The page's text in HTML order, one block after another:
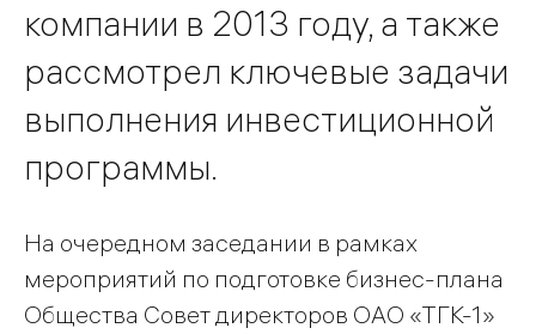
компании в 2013 году, а также
рассмотрел ключевые задачи
выполнения инвестиционной
программы.
На очередном заседании в рамках
мероприятий по подготовке бизнес-плана
Общества Совет директоров ОАО «ТГК-1»